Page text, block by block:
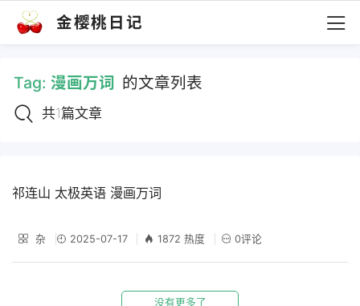
金樱桃日记
Tag: 漫画万词 的文章列表
共1篇文章
祁连山 太极英语 漫画万词
杂 2025-07-17 1872 热度 0评论
没有更多了